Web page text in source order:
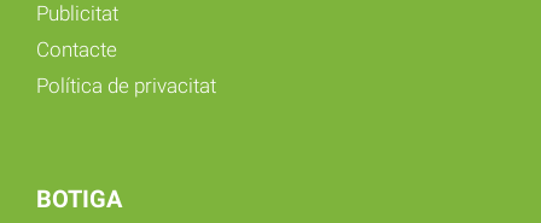
Publicitat
Contacte
Política de privacitat
BOTIGA